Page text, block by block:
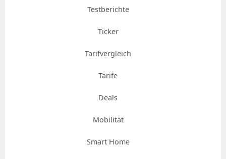
Testberichte
Ticker
Tarifvergleich
Tarife
Deals
Mobilität
Smart Home